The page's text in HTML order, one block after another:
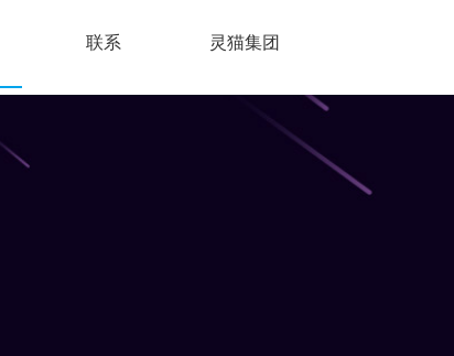
联系 灵猫集团